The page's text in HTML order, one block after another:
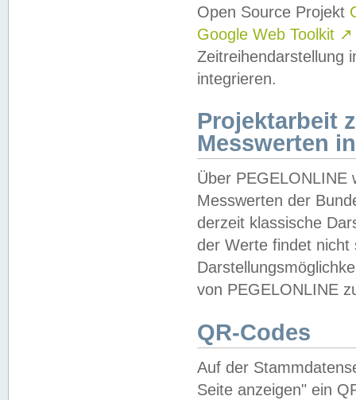
Open Source Projekt
Google Web Toolkit ↗
Zeitreihendarstellung
integrieren.
Projektarbeit
Messwerten
Über PEGELONLINE
Messwerten der
derzeit klassische
der Werte findet
von PEGELONLINE
QR-Codes
Auf der
Seite anzeigen" ein